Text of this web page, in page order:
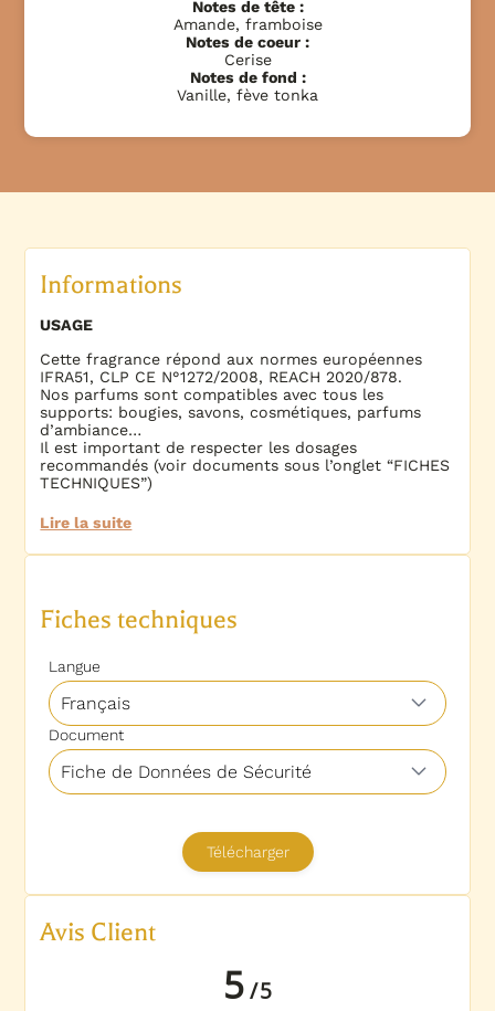
Notes de tête :
Amande, framboise
Notes de coeur :
Cerise
Notes de fond :
Vanille, fève tonka
Informations
USAGE
Cette fragrance répond aux normes européennes
IFRA51, CLP CE N°1272/2008, REACH 2020/878.
Nos parfums sont compatibles avec tous les
supports: bougies, savons, cosmétiques, parfums
d’ambiance…
Il est important de respecter les dosages
recommandés (voir documents sous l’onglet “FICHES
TECHNIQUES”)
Lire la suite
Avis Client
5/5